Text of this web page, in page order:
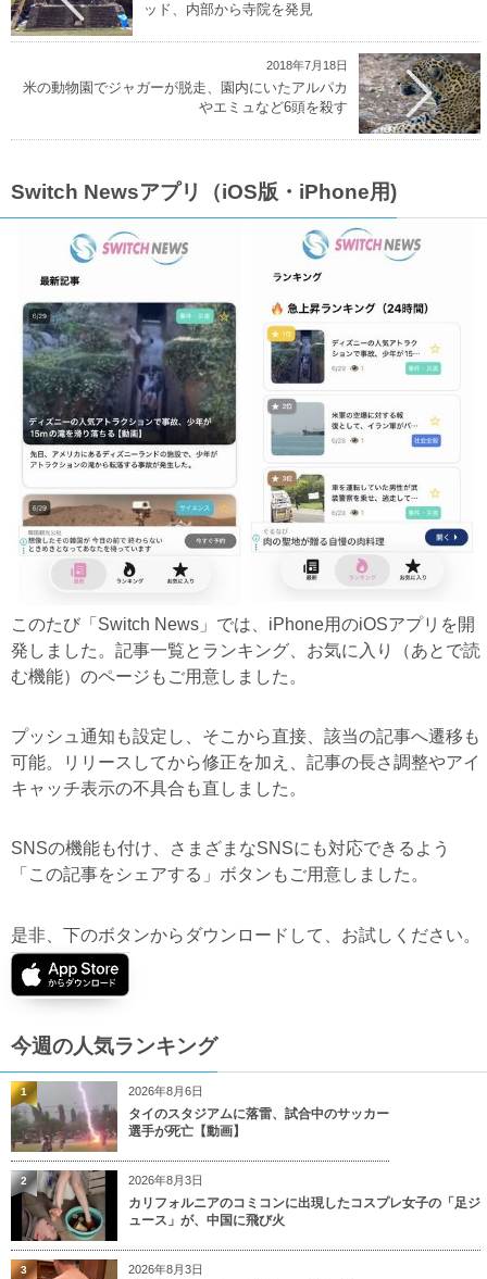
ッド、内部から寺院を発見
2018年7月18日
米の動物園でジャガーが脱走、園内にいたアルパカ
やエミュなど6頭を殺す
Switch Newsアプリ（iOS版・iPhone用)
このたび「Switch News」では、iPhone用のiOSアプリを開
発しました。記事一覧とランキング、お気に入り（あとで読
む機能）のページもご用意しました。
プッシュ通知も設定し、そこから直接、該当の記事へ遷移も
可能。リリースしてから修正を加え、記事の長さ調整やアイ
キャッチ表示の不具合も直しました。
SNSの機能も付け、さまざまなSNSにも対応できるよう
「この記事をシェアする」ボタンもご用意しました。
是非、下のボタンからダウンロードして、お試しください。
今週の人気ランキング
2026年8月6日
タイのスタジアムに落雷、試合中のサッカー
選手が死亡【動画】
1
2026年8月3日
カリフォルニアのコミコンに出現したコスプレ女子の「足ジ
ュース」が、中国に飛び火
2
2026年8月3日
3